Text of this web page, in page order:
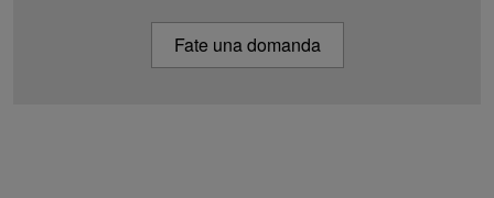
Fate una domanda